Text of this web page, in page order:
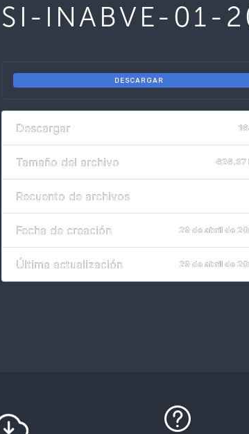
SI-INABVE-01-
DESCARGAR
Descargar
Tamaño del archivo 626.37
Recuento de archivos
Fecha de creación 29 de abril de
Última actualización 29 de abril de